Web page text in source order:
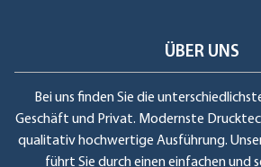
ÜBER UNS
Bei uns finden Sie die
Geschäft und Privat. Modernste
qualitativ hochwertige Ausführung.
führt Sie durch einen einfachen und